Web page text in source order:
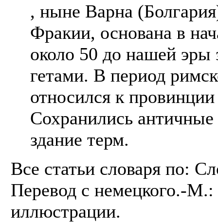
, ныне Варна
Фракии, основана в
около 50 до нашей эры
гетами. В период
относился к
Сохранились
здание терм.
Все статьи словаря по:
Перевод с немецкого.-
иллюстрации.